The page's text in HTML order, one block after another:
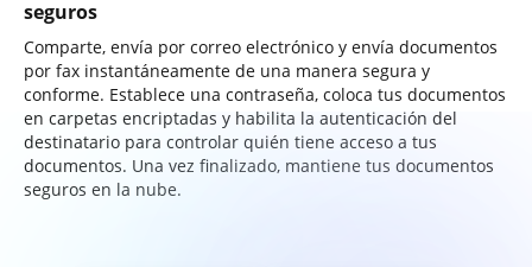
seguros
Comparte, envía por correo electrónico y envía documentos
por fax instantáneamente de una manera segura y
conforme. Establece una contraseña, coloca tus documentos
en carpetas encriptadas y habilita la autenticación del
destinatario para controlar quién tiene acceso a tus
documentos. Una vez finalizado, mantiene tus documentos
seguros en la nube.